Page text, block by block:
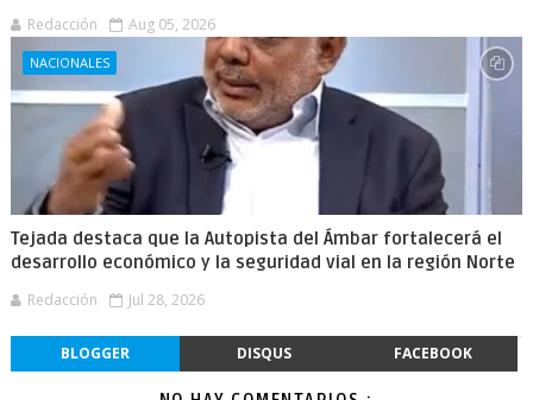
Redacción Aug 05, 2026
NACIONALES
Tejada destaca que la Autopista del Ámbar fortalecerá el
desarrollo económico y la seguridad vial en la región Norte
Redacción Jul 28, 2026
BLOGGER DISQUS FACEBOOK